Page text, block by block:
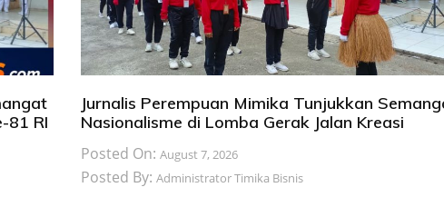
81 RI
Jurnalis Perempuan Mimika Tunjukkan
Nasionalisme di Lomba Gerak Jalan Kreasi
Posted On: August 7, 2026
Posted By: Administrator Timika Bisnis